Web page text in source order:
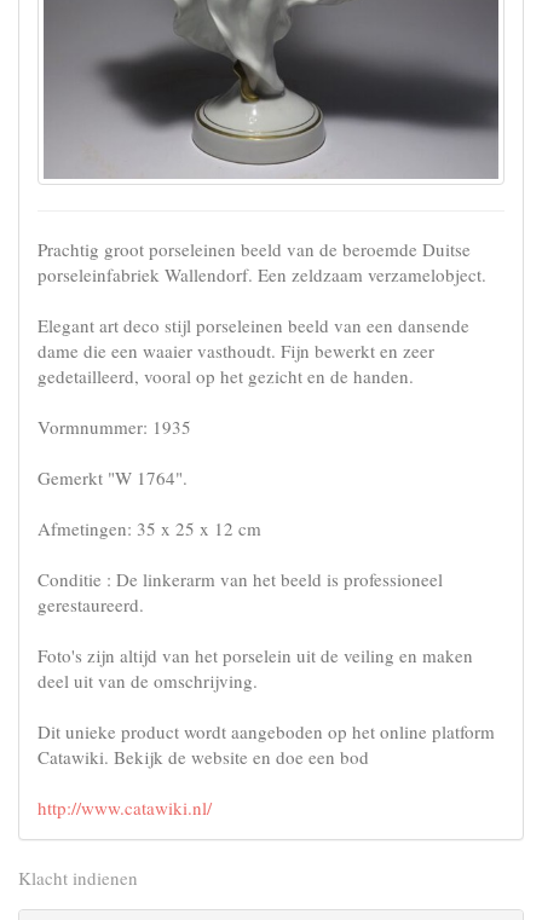
Prachtig groot porseleinen beeld van de beroemde Duitse
porseleinfabriek Wallendorf. Een zeldzaam verzamelobject.
Elegant art deco stijl porseleinen beeld van een dansende
dame die een waaier vasthoudt. Fijn bewerkt en zeer
gedetailleerd, vooral op het gezicht en de handen.
Vormnummer: 1935
Gemerkt "W 1764".
Afmetingen: 35 x 25 x 12 cm
Conditie : De linkerarm van het beeld is professioneel
gerestaureerd.
Foto's zijn altijd van het porselein uit de veiling en maken
deel uit van de omschrijving.
Dit unieke product wordt aangeboden op het online platform
Catawiki. Bekijk de website en doe een bod
http://www.catawiki.nl/
Klacht indienen